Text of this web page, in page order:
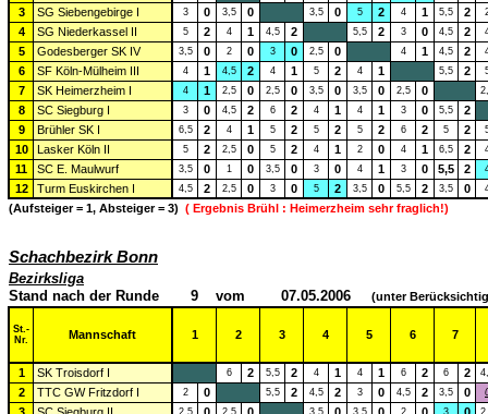
3 SG Siebengebirge I 3 0 3,5 0 3,5 0 5 2 4 1 5,5 2
4 SG Niederkassel II 5 2 4 1 4,5 2 5,5 2 3 0 4,5 2
5 Godesberger SK IV 3,5 0 2 0 3 0 2,5 0 4 1 4,5 2
6 SF Köln-Mülheim III 4 1 4,5 2 4 1 5 2 4 1 5,5 2
7 SK Heimerzheim I 4 1 2,5 0 2,5 0 3,5 0 3,5 0 2,5 0
8 SC Siegburg I 3 0 4,5 2 6 2 4 1 4 1 3 0 5,5
2
9
Brühler SK I 6,5 2 4 1 5 2 5 2 5 2 6 2 5 2
10 Lasker Köln II 5 2 2,5 0 5 2 4 1 2 0 4 1 6,5 2
11 SC E. Maulwurf 3,5 0 1 0 3,5 0 3 0 4 1 3 0 5,5 2
12 Turm Euskirchen I 4,5 2 2,5 0 3 0 5 2 3,5 0 5,5 2 3,5 0
(Aufsteiger = 1, Absteiger = 3) ( Ergebnis Brühl : Heimerzheim sehr fraglich!)
Schachbezirk Bonn
Bezirksliga
Stand nach der Runde
9 vom 07.05.2006 (unter
St.-
Nr.
Mannschaft 1 2 3 4 5 6 7
1 SK Troisdorf I 6 2 5,5 2 4 1 4 1 6 2 6 2
2 TTC GW Fritzdorf I 2 0 5,5 2 4,5 2 3 0 4,5 2 3,5 0
2,5 2,5 3,5 3,5 2 3